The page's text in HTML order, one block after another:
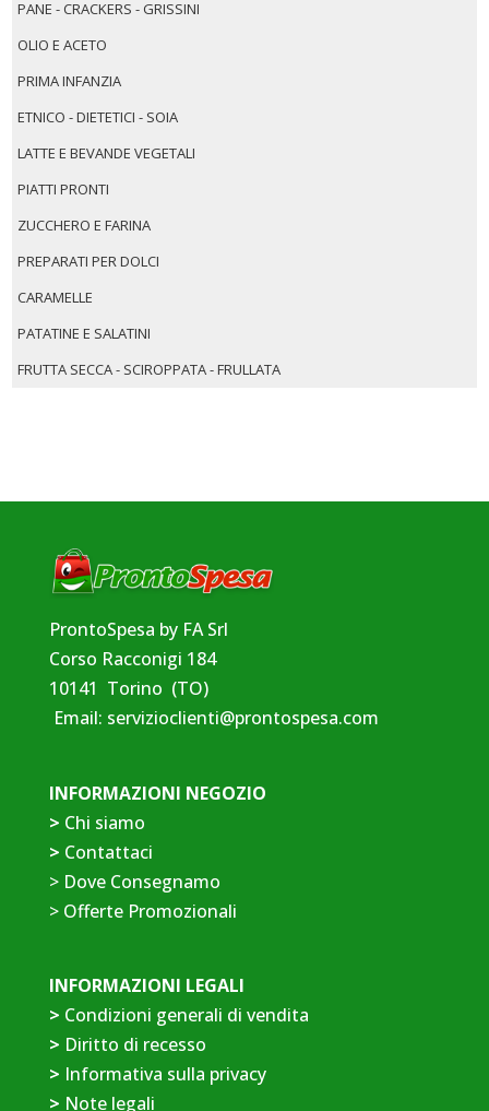
PANE - CRACKERS - GRISSINI
OLIO E ACETO
PRIMA INFANZIA
ETNICO - DIETETICI - SOIA
LATTE E BEVANDE VEGETALI
PIATTI PRONTI
ZUCCHERO E FARINA
PREPARATI PER DOLCI
CARAMELLE
PATATINE E SALATINI
FRUTTA SECCA - SCIROPPATA - FRULLATA
ProntoSpesa by FA Srl
Corso Racconigi 184
10141 Torino (TO)
Email: servizioclienti@prontospesa.com
INFORMAZIONI NEGOZIO
> Chi siamo
> Contattaci
> Dove Consegnamo
>Offerte Promozionali
INFORMAZIONI LEGALI
> Condizioni generali di vendita
> Diritto di recesso
> Informativa sulla privacy
> Note legali